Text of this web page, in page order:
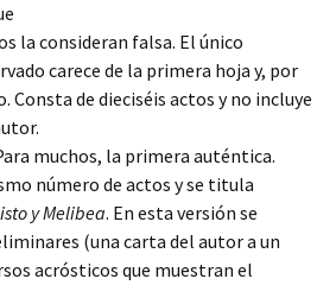
la consideran falsa. El único
carece de la primera hoja y, por
de dieciséis actos y no incluye
muchos, la primera auténtica.
número de actos y se titula
y Melibea. En esta versión se
(una carta del autor a un
acrósticos que muestran el